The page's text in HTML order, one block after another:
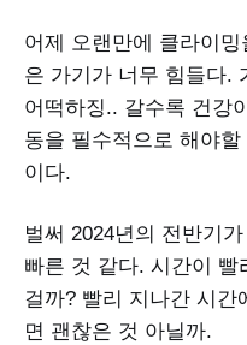
어제 오랜만에 클라이
은 가기가 너무 힘들다.
어떡하징.. 갈수록 건강
동을 필수적으로 해야
이다.
벌써 2024년의 전반기
빠른 것 같다. 시간이
걸까? 빨리 지나간 시
면 괜찮은 것 아닐까.